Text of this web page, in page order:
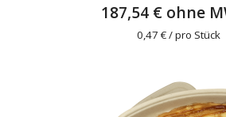
187,54 € ohne
0,47 € / pro Stück